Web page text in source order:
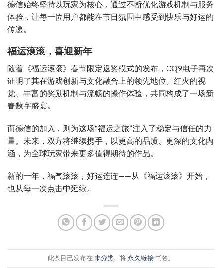
德信始终坚持以玩家为核心，通过不断优化游戏机制与服务
体验，让每一位用户都能在节日氛围中感受到快乐与好运的
传递。
福运滚滚，喜迎新年
随着《福运滚滚》春节限定返奖模式的发布，CQ9电子再次
证明了其在游戏创新与文化融合上的领先地位。红火的视
觉、丰富的奖励机制与流畅的操作体验，共同构成了一场新
春数字盛宴。
而德信的加入，则为这场“福运之旅”注入了稳定与信任的力
量。未来，双方将继续携手，以更高的品质、更深的文化内
涵，为全球玩家带来更多值得期待的作品。
新的一年，福气滚滚，好运连连——从《福运滚滚》开始，
也从每一次点击中延续。
此条目已发布在 未分类。将 永久链接 书签。